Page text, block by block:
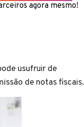
agora mesmo!
usufruir de
de notas fiscais.